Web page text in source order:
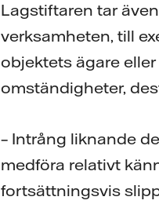
Lagstiftaren tar
verksamheten, till
objektets ägare
omständigheter,
– Intrång liknande
medföra relativt
fortsättningsvis